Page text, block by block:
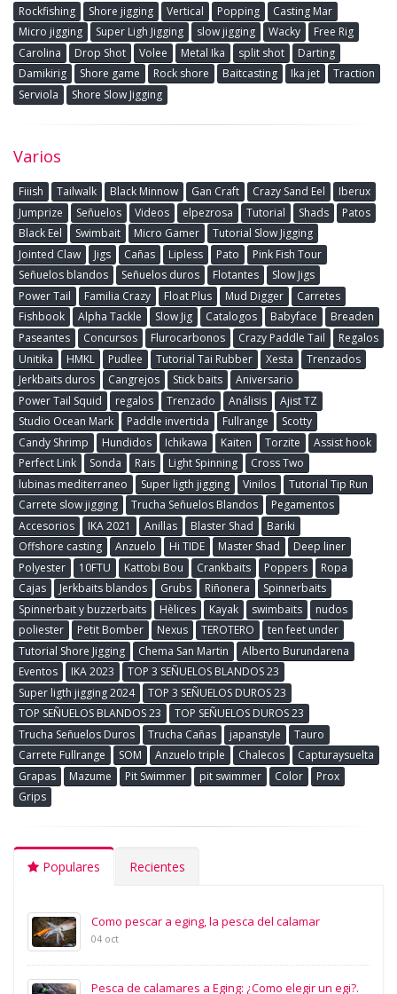
Rockfishing
Shore jigging Vertical Popping
Casting Mar
Micro jigging
Super Ligh Jigging slow jigging Wacky
Free Rig
Carolina
Drop Shot Volee Metal Ika split shot
Darting
Damikirig
Shore game Rock shore Baitcasting Ika jet
Traction
Serviola
Shore Slow Jigging
Varios
Fiiish Tailwalk Black Minnow Gan Craft Crazy Sand Eel
Iberux
Jumprize
Señuelos Videos elpezrosa Tutorial Shads
Patos
Black Eel
Swimbait Micro Gamer
Tutorial Slow Jigging
Jointed Claw
Jigs Cañas Lipless Pato
Pink Fish Tour
Señuelos blandos
Señuelos duros Flotantes
Slow Jigs
Power Tail
Familia Crazy Float Plus Mud Digger
Carretes
Fishbook
Alpha Tackle Slow Jig Catalogos Babyface
Breaden
Paseantes
Concursos Flurocarbonos Crazy Paddle Tail
Regalos
Unitika
HMKL Pudlee Tutorial Tai Rubber Xesta
Trenzados
Jerkbaits duros
Cangrejos Stick baits
Aniversario
Power Tail Squid
regalos Trenzado Análisis
Ajist TZ
Studio Ocean Mark
Paddle invertida Fullrange
Scotty
Candy Shrimp
Hundidos Ichikawa Kaiten Torzite
Assist hook
Perfect Link
Sonda Rais Light Spinning
Cross Two
lubinas mediterraneo
Super ligth jigging Vinilos
Tutorial Tip Run
Carrete slow jigging
Trucha Señuelos Blandos
Pegamentos
Accesorios
IKA 2021 Anillas Blaster Shad
Bariki
Offshore casting
Anzuelo Hi TIDE Master Shad
Deep liner
Polyester
10FTU Kattobi Bou Crankbaits Poppers
Ropa
Cajas
Jerkbaits blandos Grubs Riñonera
Spinnerbaits
Spinnerbait y buzzerbaits
Hèlices Kayak swimbaits
nudos
poliester
Petit Bomber Nexus TEROTERO
ten feet under
Tutorial Shore Jigging
Chema San Martin
Alberto Burundarena
Eventos
IKA 2023
TOP 3 SEÑUELOS BLANDOS 23
Super ligth jigging 2024
TOP 3 SEÑUELOS DUROS 23
TOP SEÑUELOS BLANDOS 23
TOP SEÑUELOS DUROS 23
Trucha Señuelos Duros
Trucha Cañas japanstyle
Tauro
Carrete Fullrange
SOM Anzuelo triple Chalecos
Capturaysuelta
Grapas
Mazume Pit Swimmer pit swimmer Color
Prox
Grips
Populares Recientes
Como pescar a eging, la pesca del calamar
04 oct
Pesca de calamares a Eging: ¿Como elegir un egi?.